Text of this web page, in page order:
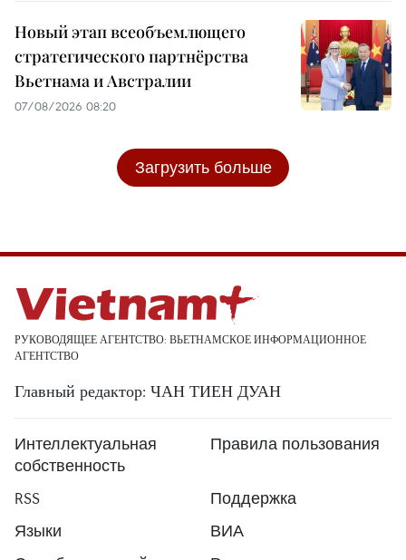
Новый этап всеобъемлющего
стратегического партнёрства
Вьетнама и Австралии
07/08/2026 08:20
Загрузить больше
РУКОВОДЯЩЕЕ АГЕНТСТВО: ВЬЕТНАМСКОЕ ИНФОРМАЦИОННОЕ
АГЕНТСТВО
Главный редактор: ЧАН ТИЕН ДУАН
Интеллектуальная
собственность
Правила пользования
RSS
Поддержка
Языки
ВИА